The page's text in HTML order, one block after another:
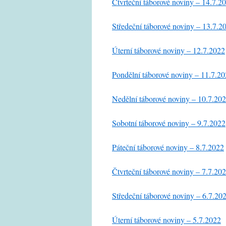
Středeční táborové noviny –
Úterní táborové noviny – 12.7.2022
Pondělní táborové noviny –
Nedělní táborové noviny –
Sobotní táborové noviny – 9.7.2022
Páteční táborové noviny – 8.7.2022
Čtvrteční táborové noviny –
Středeční táborové noviny –
Úterní táborové noviny – 5.7.2022